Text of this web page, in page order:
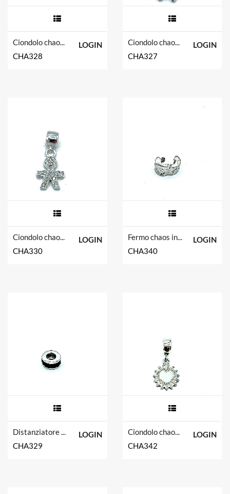
Ciondolo chaos in argento tit. 925m.
CHA328
LOGIN
Ciondolo chaos in argento tit. 925m.
CHA327
LOGIN
Ciondolo chaos in argento tit. 925m.
CHA330
LOGIN
Fermo chaos in argento tit. 925m.
CHA340
LOGIN
Distanziatore chaos in argento tit. 925m.
CHA329
LOGIN
Ciondolo chaos in argento tit. 925m.
CHA342
LOGIN